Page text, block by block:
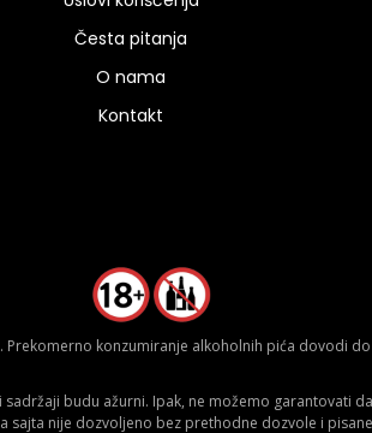
Česta pitanja
O nama
Kontakt
konzumiranje alkoholnih pića dovodi
sadržaji budu ažurni. Ipak, ne možemo
sajta nije dozvoljeno bez prethodne dozvole i